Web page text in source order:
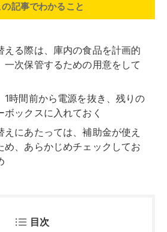
の記事でわかること
える際は、庫内の食品を計画的
一次保管するための用意をして
1時間前から電源を抜き、残りの
ックスに入れておく
えにあたっては、補助金が使え
め、あらかじめチェックしてお
目次